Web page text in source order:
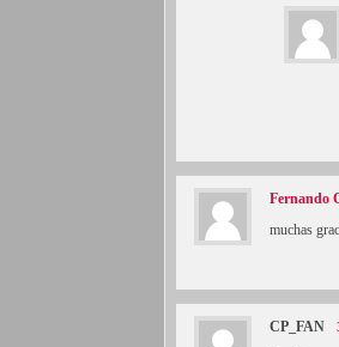
Fernando
muchas
CP_FAN